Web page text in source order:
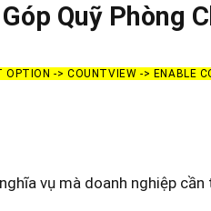
Quỹ Phòng
-> COUNTVIEW -> ENABLE
vụ mà doanh nghiệp